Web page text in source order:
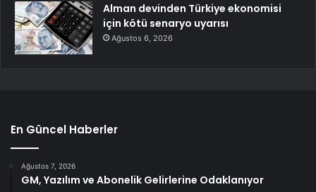
Alman devinden Türkiye ekonomisi
için kötü senaryo uyarısı
Ağustos 6, 2026
En Güncel Haberler
Ağustos 7, 2026
GM, Yazılım ve Abonelik Gelirlerine Odaklanıyor